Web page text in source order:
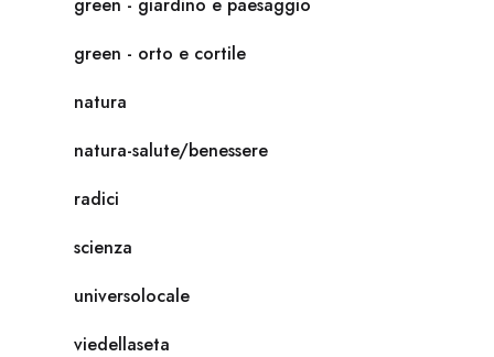
green - orto e cortile
natura
natura-salute/benessere
radici
scienza
universolocale
viedellaseta